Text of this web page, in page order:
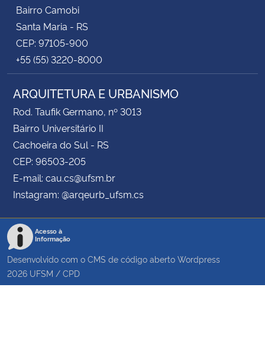
Bairro Camobi
Santa Maria - RS
CEP: 97105-900
+55 (55) 3220-8000
ARQUITETURA E URBANISMO
Rod. Taufik Germano, nº 3013
Bairro Universitário II
Cachoeira do Sul - RS
CEP: 96503-205
E-mail: cau.cs@ufsm.br
Instagram: @arqeurb_ufsm.cs
Acesso à
Informação
Desenvolvido com o CMS de código aberto Wordpress
2026 UFSM / CPD